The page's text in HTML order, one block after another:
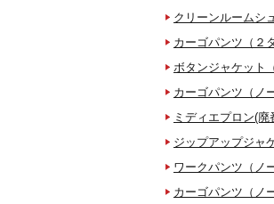
クリーンルームシ
カーゴパンツ（２
ボタンジャケット
カーゴパンツ（ノ
ミディエプロン(廃
ジップアップジャ
ワークパンツ（ノ
カーゴパンツ（ノ